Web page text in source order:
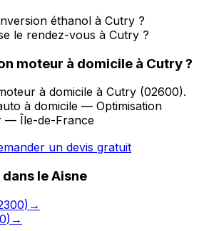
éthanol à Cutry ?
le rendez-vous à Cutry ?
moteur à domicile à Cutry?
à domicile à Cutry (02600).
à domicile — Optimisation
— Île-de-France
un devis gratuit
leAisne
) →
) →